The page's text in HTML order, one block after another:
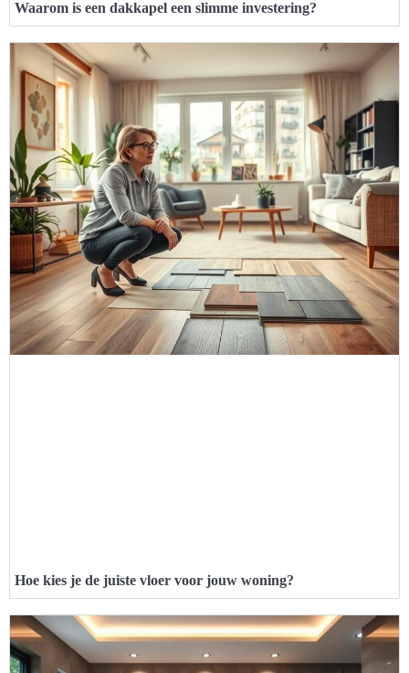
Waarom is een dakkapel een slimme investering?
Hoe kies je de juiste vloer voor jouw woning?